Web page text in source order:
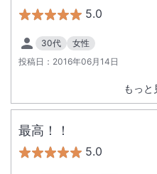
5.0
30代
女性
投稿日： 2016年06月14日
もっと
最高！！
5.0